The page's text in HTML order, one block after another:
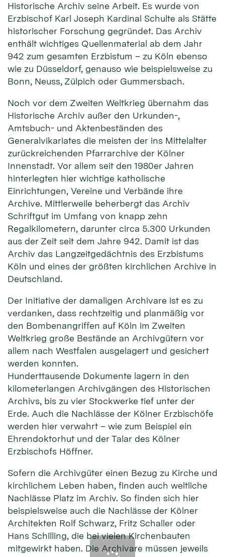
Historische Archiv seine Arbeit. Es wurde von
Erzbischof Karl Joseph Kardinal Schulte als Stätte
historischer Forschung gegründet. Das Archiv
enthält wichtiges Quellenmaterial ab dem Jahr
942 zum gesamten Erzbistum – zu Köln ebenso
wie zu Düsseldorf, genauso wie beispielsweise zu
Bonn, Neuss, Zülpich oder Gummersbach.
Noch vor dem Zweiten Weltkrieg übernahm das
Historische Archiv außer den Urkunden-,
Amtsbuch- und Aktenbeständen des
Generalvikariates die meisten der ins Mittelalter
zurückreichenden Pfarrarchive der Kölner
Innenstadt. Vor allem seit den 1980er Jahren
hinterlegten hier wichtige katholische
Einrichtungen, Vereine und Verbände ihre
Archive. Mittlerweile beherbergt das Archiv
Schriftgut im Umfang von knapp zehn
Regalkilometern, darunter circa 5.300 Urkunden
aus der Zeit seit dem Jahre 942. Damit ist das
Archiv das Langzeitgedächtnis des Erzbistums
Köln und eines der größten kirchlichen Archive in
Deutschland.
Der Initiative der damaligen Archivare ist es zu
verdanken, dass rechtzeitig und planmäßig vor
den Bombenangriffen auf Köln im Zweiten
Weltkrieg große Bestände an Archivgütern vor
allem nach Westfalen ausgelagert und gesichert
werden konnten.
Hunderttausende Dokumente lagern in den
kilometerlangen Archivgängen des Historischen
Archivs, bis zu vier Stockwerke tief unter der
Erde. Auch die Nachlässe der Kölner Erzbischöfe
werden hier verwahrt – wie zum Beispiel ein
Ehrendoktorhut und der Talar des Kölner
Erzbischofs Höffner.
Sofern die Archivgüter einen Bezug zu Kirche und
kirchlichem Leben haben, finden auch weltliche
Nachlässe Platz im Archiv. So finden sich hier
beispielsweise auch die Nachlässe der Kölner
Architekten Rolf Schwarz, Fritz Schaller oder
Hans Schilling, die bei vielen Kirchenbauten
mitgewirkt haben. Die Archivare müssen jeweils